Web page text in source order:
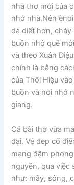
nhà thơ mới của
nhớ nhà.Nên
da diết hơn,
buồn nhớ quê
và theo Xuân
chính là bằng
của Thôi Hiệu
buồn và nỗi nhớ
giang.
Cả bài thơ vừa
đại. Vẻ đẹp cổ
mang đậm
nguyên, qua việc
như: mây, sông,